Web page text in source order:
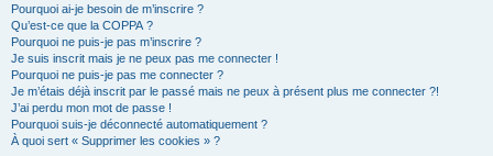
Pourquoi ai-je besoin de m’inscrire ?
Qu’est-ce que la COPPA ?
Pourquoi ne puis-je pas m’inscrire ?
Je suis inscrit mais je ne peux pas me connecter !
Pourquoi ne puis-je pas me connecter ?
Je m’étais déjà inscrit par le passé mais ne peux à présent plus me connecter ?!
J’ai perdu mon mot de passe !
Pourquoi suis-je déconnecté automatiquement ?
À quoi sert « Supprimer les cookies » ?